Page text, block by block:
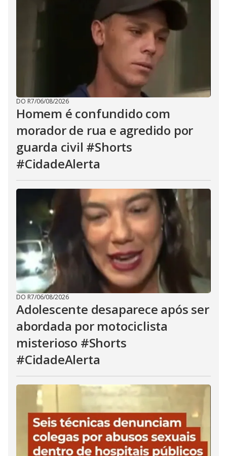
DO R7/06/08/2026
Homem é confundido com
morador de rua e agredido por
guarda civil #Shorts
#CidadeAlerta
DO R7/06/08/2026
Adolescente desaparece após ser
abordada por motociclista
misterioso #Shorts
#CidadeAlerta